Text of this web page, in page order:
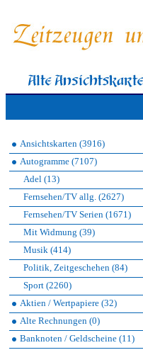
Ansichtskarten (3916)
Autogramme (7107)
Adel (13)
Fernsehen/TV allg. (2627)
Fernsehen/TV Serien (1671)
Mit Widmung (39)
Musik (414)
Politik, Zeitgeschehen (84)
Sport (2260)
Aktien / Wertpapiere (32)
Alte Rechnungen (0)
Banknoten / Geldscheine (11)